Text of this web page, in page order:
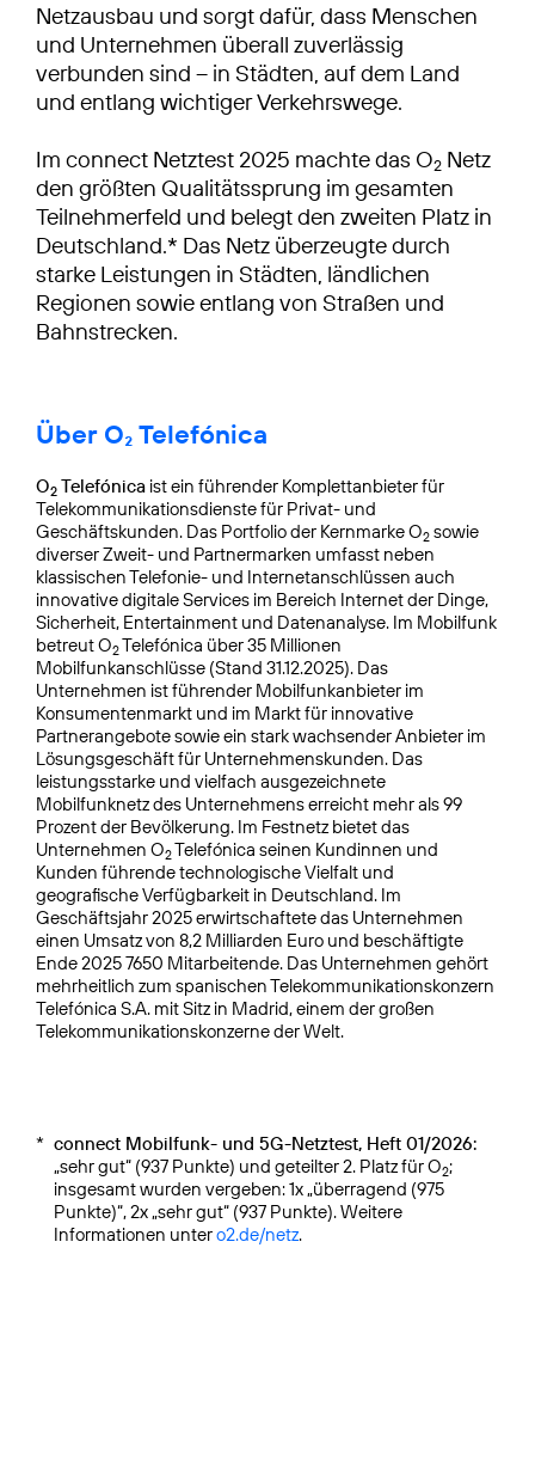
Netzausbau und sorgt dafür, dass Menschen
und Unternehmen überall zuverlässig
verbunden sind – in Städten, auf dem Land
und entlang wichtiger Verkehrswege.
Im connect Netztest 2025 machte das O2 Netz
den größten Qualitätssprung im gesamten
Teilnehmerfeld und belegt den zweiten Platz in
Deutschland.* Das Netz überzeugte durch
starke Leistungen in Städten, ländlichen
Regionen sowie entlang von Straßen und
Bahnstrecken.
Über O₂ Telefónica
O2 Telefónica ist ein führender Komplettanbieter für
Telekommunikationsdienste für Privat- und
Geschäftskunden. Das Portfolio der Kernmarke O2 sowie
diverser Zweit- und Partnermarken umfasst neben
klassischen Telefonie- und Internetanschlüssen auch
innovative digitale Services im Bereich Internet der Dinge,
Sicherheit, Entertainment und Datenanalyse. Im Mobilfunk
betreut O2Telefónica über 35 Millionen
Mobilfunkanschlüsse (Stand 31.12.2025). Das
Unternehmen ist führender Mobilfunkanbieter im
Konsumentenmarkt und im Markt für innovative
Partnerangebote sowie ein stark wachsender Anbieter im
Lösungsgeschäft für Unternehmenskunden. Das
leistungsstarke und vielfach ausgezeichnete
Mobilfunknetz des Unternehmens erreicht mehr als 99
Prozent der Bevölkerung. Im Festnetz bietet das
Unternehmen O2Telefónica seinen Kundinnen und
Kunden führende technologische Vielfalt und
geografische Verfügbarkeit in Deutschland. Im
Geschäftsjahr 2025 erwirtschaftete das Unternehmen
einen Umsatz von 8,2 Milliarden Euro und beschäftigte
Ende 2025 7650 Mitarbeitende. Das Unternehmen gehört
mehrheitlich zum spanischen Telekommuni­kationskonzern
Telefónica S.A. mit Sitz in Madrid, einem der großen
Telekommunikationskonzerne der Welt.
* connect Mobilfunk- und 5G-Netztest, Heft 01/2026:
„sehr gut“ (937 Punkte) und geteilter 2. Platz für O2;
insgesamt wurden vergeben: 1x „überragend (975
Punkte)“, 2x „sehr gut“ (937 Punkte). Weitere
Informationen untero2.de/netz.